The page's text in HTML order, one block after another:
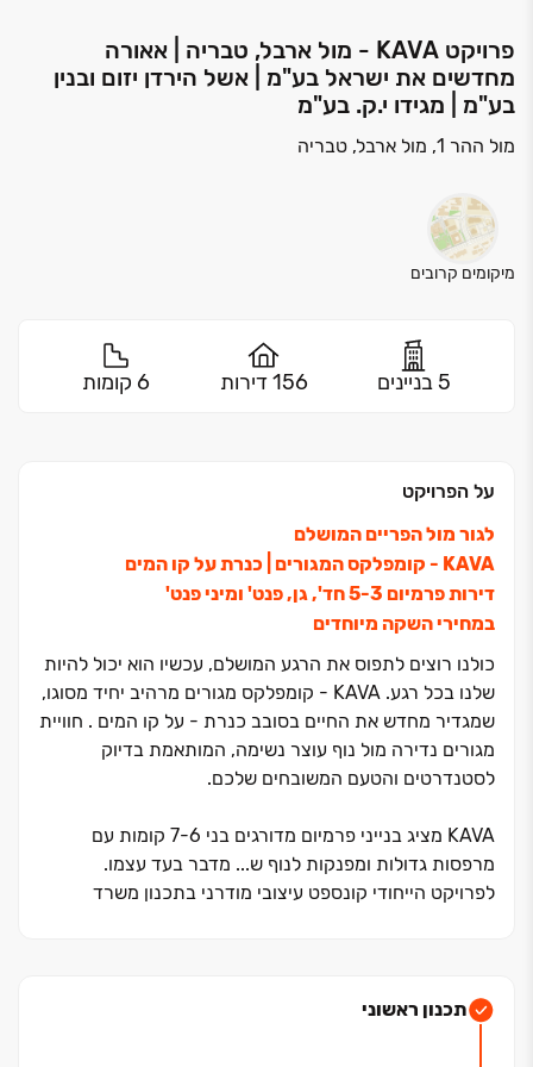
פרויקט KAVA‏ - מול ארבל, טבריה | אאורה
מחדשים את ישראל בע"מ | אשל הירדן יזום ובנין
בע"מ | מגידו י.ק. בע"מ
מול ההר 1, מול ארבל, טבריה
מיקומים קרובים
5 בניינים 156 דירות 6 קומות
על הפרויקט
לגור מול הפריים המושלם
KAVA ‏- קומפלקס המגורים ‏| כנרת על קו המים
דירות פרמיום ‏3‏-‏5 חד', גן, פנט' ומיני פנט'
במחירי השקה מיוחדים
כולנו רוצים לתפוס את הרגע המושלם, עכשיו הוא יכול להיות
שלנו בכל רגע. KAVA ‏- קומפלקס מגורים מרהיב יחיד מסוגו,
שמגדיר מחדש את החיים בסובב כנרת ‏- על קו המים . חוויית
מגורים נדירה מול נוף עוצר נשימה, המותאמת בדיוק
לסטנדרטים והטעם המשובחים שלכם.
KAVA מציג בנייני פרמיום מדורגים בני ‏6‏-‏7 קומות עם
מרפסות גדולות ומפנקות לנוף ש... מדבר בעד עצמו.
לפרויקט הייחודי קונספט עיצובי מודרני בתכנון משרד
תכנון ראשוני